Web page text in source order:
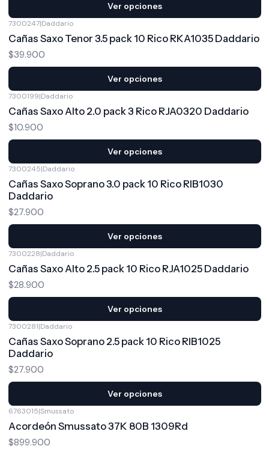
Ver opciones
7300247|Daddario
Cañas Saxo Tenor 3.5 pack 10 Rico RKA1035 Daddario
$39.900
Ver opciones
7300199|Daddario
Cañas Saxo Alto 2.0 pack 3 Rico RJA0320 Daddario
$10.900
Ver opciones
7300245|Daddario
Cañas Saxo Soprano 3.0 pack 10 Rico RIB1030
Daddario
$27.900
Ver opciones
7300228|Daddario
Cañas Saxo Alto 2.5 pack 10 Rico RJA1025 Daddario
$28.900
Ver opciones
7300281|Daddario
Cañas Saxo Soprano 2.5 pack 10 Rico RIB1025
Daddario
$27.900
Ver opciones
6763015|Smussato
Acordeón Smussato 37K 80B 1309Rd
$899.900